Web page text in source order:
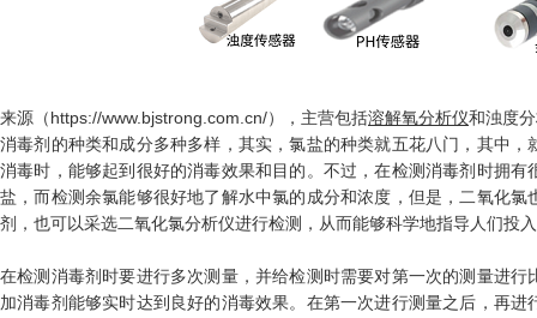
来源（https://www.bjstrong.com.cn/），主营包括溶解氧分析仪和浊度
消毒剂的种类和成分多种多样，其实，氯盐的种类就五花八门，其中
消毒时，能够起到很好的消毒效果和目的。不过，在检测消毒剂时拥
盐，而检测余氯能够很好地了解水中氯的成分和浓度，但是，二氧化
剂，也可以采选二氧化氯分析仪进行检测，从而能够科学地指导人们投
在检测消毒剂时要进行多次测量，并给检测时需要对第一次的测量进
加消毒剂能够实时达到良好的消毒效果。在第一次进行测量之后，再